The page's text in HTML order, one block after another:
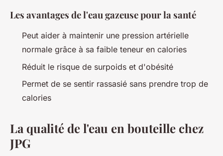
Les avantages de l'eau gazeuse pour la santé
Peut aider à maintenir une pression artérielle
normale grâce à sa faible teneur en calories
Réduit le risque de surpoids et d'obésité
Permet de se sentir rassasié sans prendre trop de
calories
La qualité de l'eau en bouteille chez
JPG